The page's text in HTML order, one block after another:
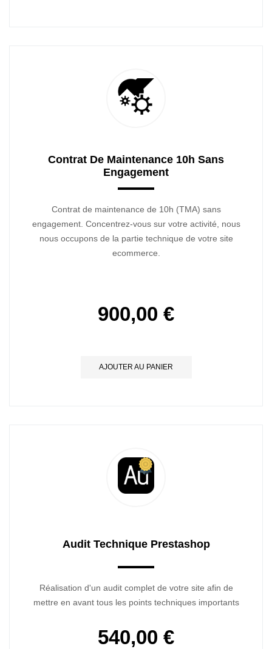
Contrat De Maintenance 10h Sans
Engagement
Contrat de maintenance de 10h (TMA) sans
engagement. Concentrez-vous sur votre activité, nous
nous occupons de la partie technique de votre site
ecommerce.
900,00 €
AJOUTER AU PANIER
Audit Technique Prestashop
Réalisation d'un audit complet de votre site afin de
mettre en avant tous les points techniques importants
540,00 €